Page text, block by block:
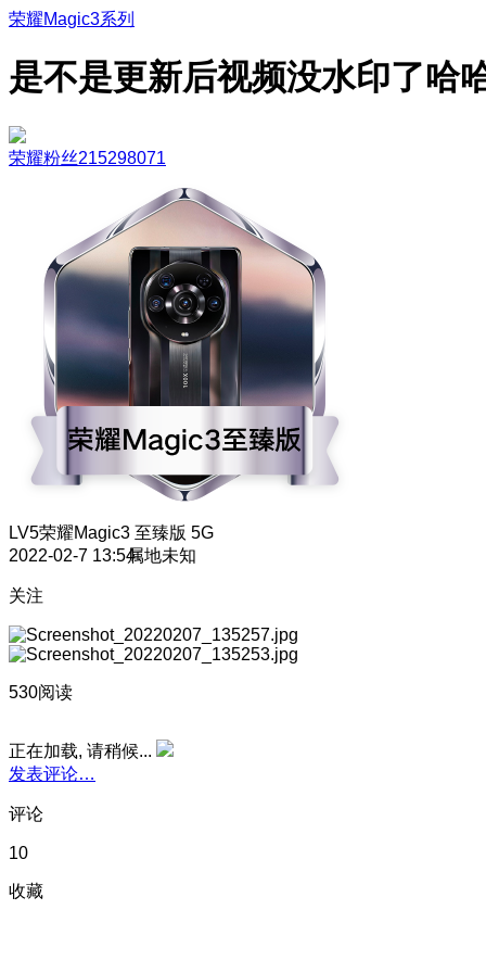
荣耀Magic3系列
是不是更新后视频没水印了哈
荣耀粉丝215298071
LV5荣耀Magic3 至臻版 5G
2022-02-7 13:54属地未知
关注
530阅读
正在加载, 请稍候...
发表评论…
评论
10
收藏